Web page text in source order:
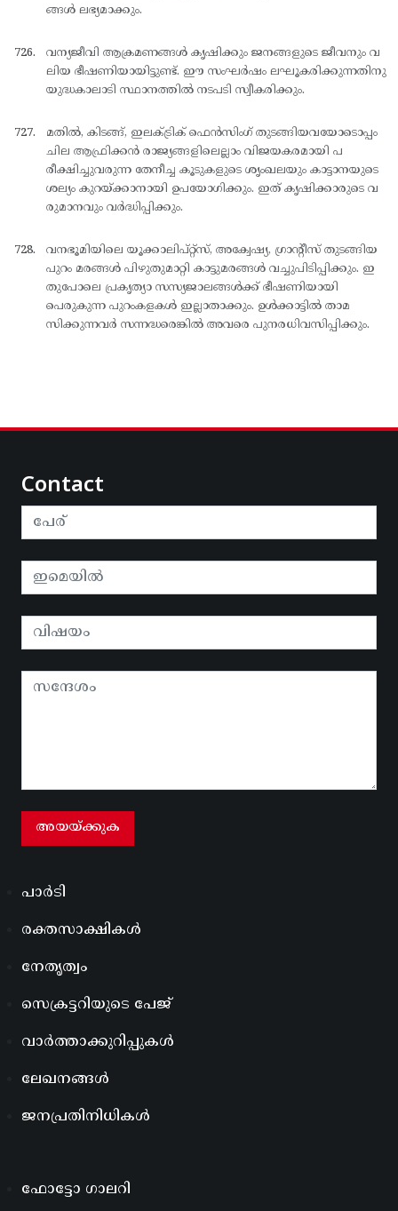
ങ്ങള്‍ ലഭ്യമാക്കും.
വന്യജീവി ആക്രമണങ്ങള്‍ കൃഷിക്കും ജനങ്ങളുടെ ജീവനും വ
ലിയ ഭീഷണിയായിട്ടുണ്ട്. ഈ സംഘര്‍ഷം ലഘൂകരിക്കുന്നതിനു
യുദ്ധകാലാടി സ്ഥാനത്തില്‍ നടപടി സ്വീകരിക്കും.
മതില്‍, കിടങ്ങ്, ഇലക്ട്രിക് ഫെന്‍സിംഗ് തുടങ്ങിയവയോടൊപ്പം
ചില ആഫ്രിക്കന്‍ രാജ്യങ്ങളിലെല്ലാം വിജയകരമായി പ
രീക്ഷിച്ചുവരുന്ന തേനീച്ച കൂടുകളുടെ ശൃംഖലയും കാട്ടാനയുടെ
ശല്യം കുറയ്ക്കാനായി ഉപയോഗിക്കും. ഇത് കൃഷിക്കാരുടെ വ
രുമാനവും വര്‍ദ്ധിപ്പിക്കും.
വനഭൂമിയിലെ യൂക്കാലിപ്റ്റ്സ്, അക്വേഷ്യ, ഗ്രാന്റീസ് തുടങ്ങിയ
പുറം മരങ്ങള്‍ പിഴുതുമാറ്റി കാട്ടുമരങ്ങള്‍ വച്ചുപിടിപ്പിക്കും. ഇ
തുപോലെ പ്രകൃത്യാ സസ്യജാലങ്ങള്‍ക്ക് ഭീഷണിയായി
പെരുകുന്ന പുറംകളകള്‍ ഇല്ലാതാക്കും. ഉള്‍ക്കാട്ടില്‍ താമ
സിക്കുന്നവര്‍ സന്നദ്ധരെങ്കില്‍ അവരെ പുനരധിവസിപ്പിക്കും.
Contact
പാർടി
രക്തസാക്ഷികൾ
നേതൃത്വം
സെക്രട്ടറിയുടെ പേജ്
വാർത്താക്കുറിപ്പുകൾ
ലേഖനങ്ങൾ
ജനപ്രതിനിധികൾ
ഫോട്ടോ ഗാലറി